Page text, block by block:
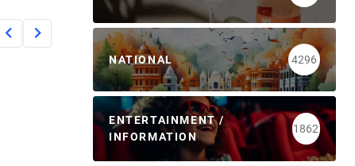
NATIONAL 4296
ENTERTAINMENT /
INFORMATION
1862